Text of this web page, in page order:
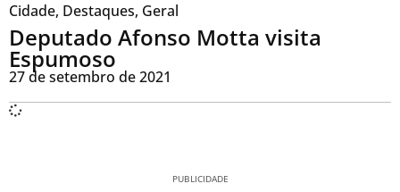
Cidade, Destaques, Geral
Deputado Afonso Motta visita
Espumoso
27 de setembro de 2021
PUBLICIDADE